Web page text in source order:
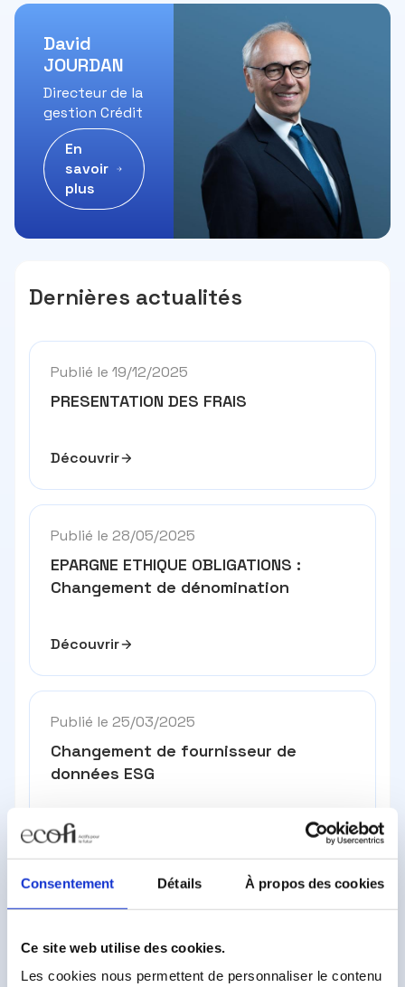
Consentement Détails À propos des cookies
Ce site web utilise des cookies.
Les cookies nous permettent de personnaliser le contenu
David
JOURDAN
Directeur de la
gestion Crédit
En
savoir
plus
Dernières actualités
Publié le 19/12/2025
PRESENTATION DES FRAIS
Découvrir
Publié le 28/05/2025
EPARGNE ETHIQUE OBLIGATIONS :
Changement de dénomination
Découvrir
Publié le 25/03/2025
Changement de fournisseur de
données ESG
Découvrir
Toutes nos actualités